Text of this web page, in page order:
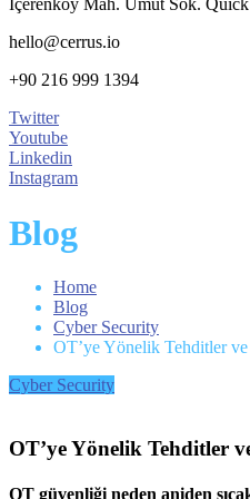
İçerenköy Mah. Umut Sok.
hello@cerrus.io
+90 216 999 1394
Twitter
Youtube
Linkedin
Instagram
Blog
Home
Blog
Cyber Security
OT’ye Yönelik Tehditler
Cyber Security
OT’ye Yönelik Tehditler
OT güvenliği neden aniden